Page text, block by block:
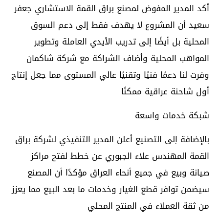
أكد المدير المفوض لمصنع براق القمة الاستشاري جعفر
سعيد أن المشروع لا يهدف فقط إلى دعم السوق
المحلية بل أيضًا إلى تدريب الأيدي العاملة وتطوير
المواهب المحلية وأضاف الشراكة مع شركة شاكمان
وفرت لنا دعمًا فنيًا وتقنيًا عالي المستوى مما جعل إنتاج
أول شاحنة عراقية ممكنًا
شبكة خدمات واسعة
بالإضافة إلى التصنيع أعلن المدير التنفيذي لشركة براق
القمة المهندس علاء الجبوري عن خطط لفتح مراكز
صيانة وبيع في جميع أنحاء العراق مؤكدًا أن المصنع
سيضمن توافر قطع الغيار وخدمات ما بعد البيع مما يعزز
من ثقة العملاء في المنتج المحلي